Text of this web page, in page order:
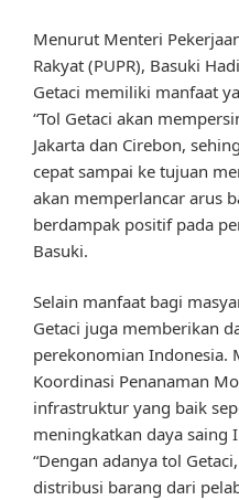
Menurut Menteri
Rakyat (PUPR), Basuki
Getaci memiliki manfaat
“Tol Getaci akan
Jakarta dan Cirebon,
cepat sampai ke tujuan
akan memperlancar arus
berdampak positif pada
Basuki.
Selain manfaat bagi
Getaci juga memberikan
perekonomian Indonesia.
Koordinasi Penanaman
infrastruktur yang baik
meningkatkan daya saing
“Dengan adanya tol
distribusi barang dari